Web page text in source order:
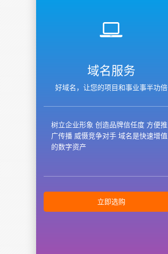
域名服务
好域名，让您的项目和事业事半功倍
树立企业形象 创造品牌信任度 方便推
广传播 威慑竞争对手 域名是快速增值
的数字资产
立即选购